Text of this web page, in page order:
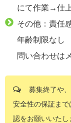
にて作業→仕
その他：責任
年齢制限なし
問い合わせは
募集終了や
安全性の保証ま
認をお願いいたし